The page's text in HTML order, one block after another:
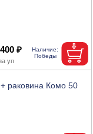
₽
раковина Комо 50